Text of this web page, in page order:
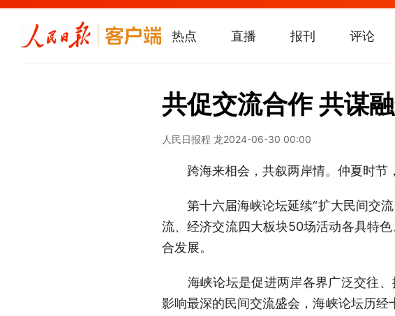
热点 直播 报刊 评论
共促交流合作 共谋
人民日报程 龙2024-06-30 00:00
跨海来相会，共叙两岸情。仲夏时节
第十六届海峡论坛延续“扩大民间交流
流、经济交流四大板块50场活动各具特
合发展。
海峡论坛是促进两岸各界广泛交往、
影响最深的民间交流盛会，海峡论坛历经